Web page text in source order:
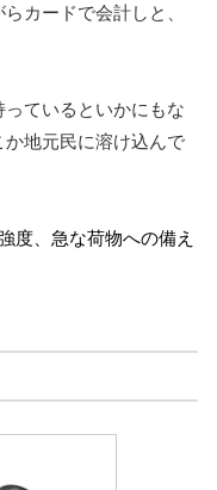
カードで会計しと、
ているといかにもな
地元民に溶け込んで
度、急な荷物への備え